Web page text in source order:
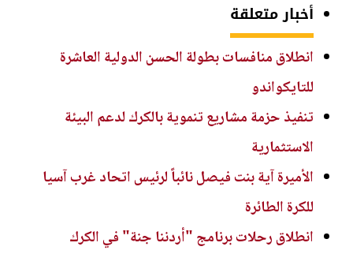
أخبار متعلقة
انطلاق منافسات بطولة الحسن الدولية العاشرة
للتايكواندو
تنفيذ حزمة مشاريع تنموية بالكرك لدعم البيئة
الاستثمارية
الأميرة آية بنت فيصل نائباً لرئيس اتحاد غرب آسيا
للكرة الطائرة
انطلاق رحلات برنامج "أردننا جنة" في الكرك